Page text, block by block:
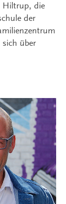
Hiltrup, die
der
über